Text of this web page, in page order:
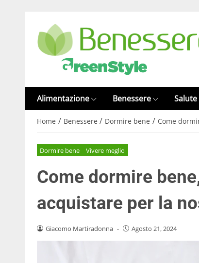
Alimentazione Benessere Salute
Home / Benessere / Dormire bene / Come
Dormire bene Vivere meglio
Come dormire
acquistare per la
Giacomo Martiradonna - Agosto 21, 2024